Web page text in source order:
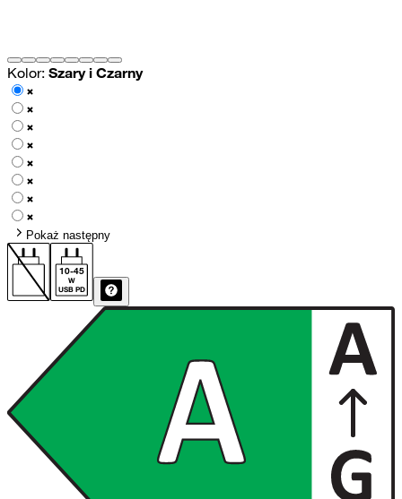
Kolor: Szary i Czarny
Pokaż następny
10-45
W
USB PD